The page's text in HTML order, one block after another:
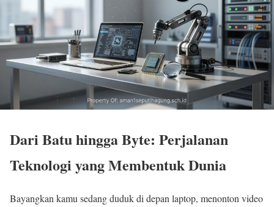
Dari Batu hingga Byte: Perjalanan
Teknologi yang Membentuk Dunia
Bayangkan kamu sedang duduk di depan laptop, menonton video